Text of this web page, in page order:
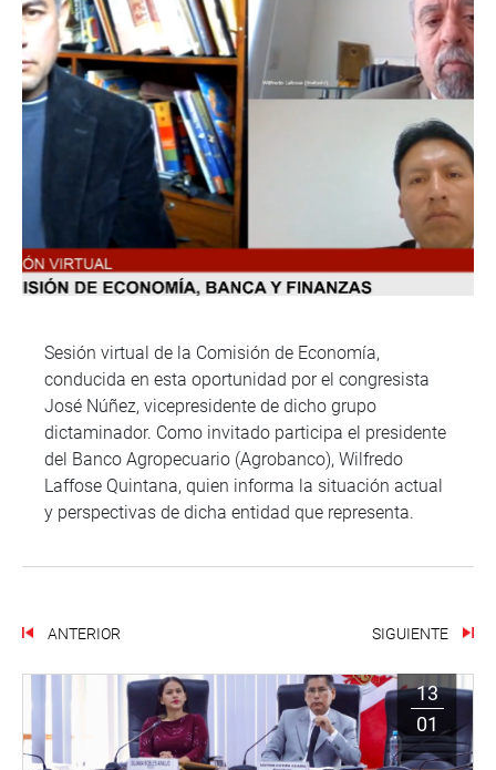
Sesión virtual de la Comisión de Economía,
conducida en esta oportunidad por el congresista
José Núñez, vicepresidente de dicho grupo
dictaminador. Como invitado participa el presidente
del Banco Agropecuario (Agrobanco), Wilfredo
Laffose Quintana, quien informa la situación actual
y perspectivas de dicha entidad que representa.
ANTERIOR SIGUIENTE
13
01